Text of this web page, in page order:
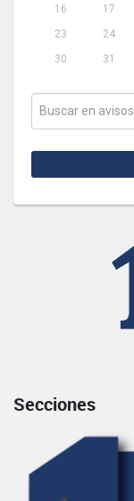
16
17
23
24
30
31
Secciones